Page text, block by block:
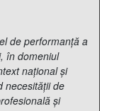
de performanţă a
în domeniul
naţional şi
necesităţii de
şi